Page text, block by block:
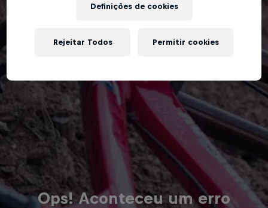
Ops! Aconteceu um erro
Definições de cookies
Rejeitar Todos Permitir cookies